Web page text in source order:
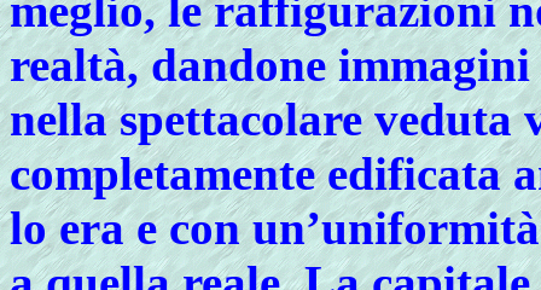
realtà, dandone
nella spettacolare veduta
completamente edificata
lo era e con